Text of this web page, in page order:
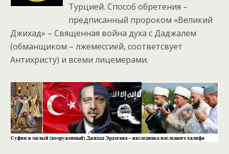
Турцией. Способ обретения –
предписанный пророком «Великий
Джихад» – Священная война духа с Даджалем
(обманщиком – лжемессией, соответсвует
Антихристу) и всеми лицемерами.